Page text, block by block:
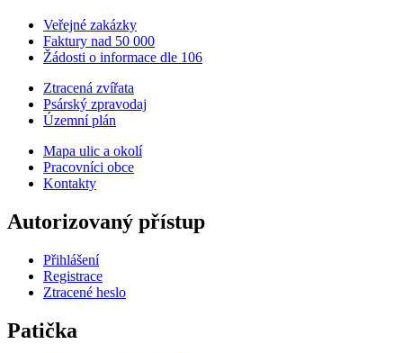
Veřejné zakázky
Faktury nad 50 000
Žádosti o informace dle 106
Ztracená zvířata
Psárský zpravodaj
Územní plán
Mapa ulic a okolí
Pracovníci obce
Kontakty
Autorizovaný přístup
Přihlášení
Registrace
Ztracené heslo
Patička